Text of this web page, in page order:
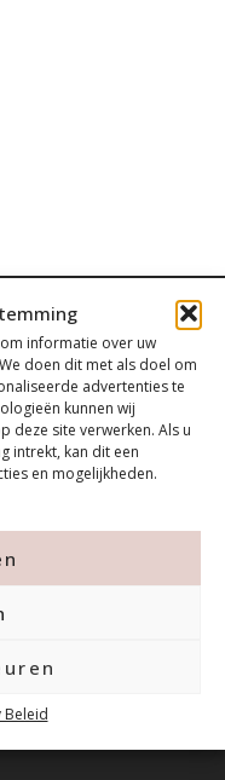
informatie over uw
doen dit met als doel om
advertenties te
kunnen wij
deze site verwerken. Als u
intrekt, kan dit een
en mogelijkheden.
Beleid